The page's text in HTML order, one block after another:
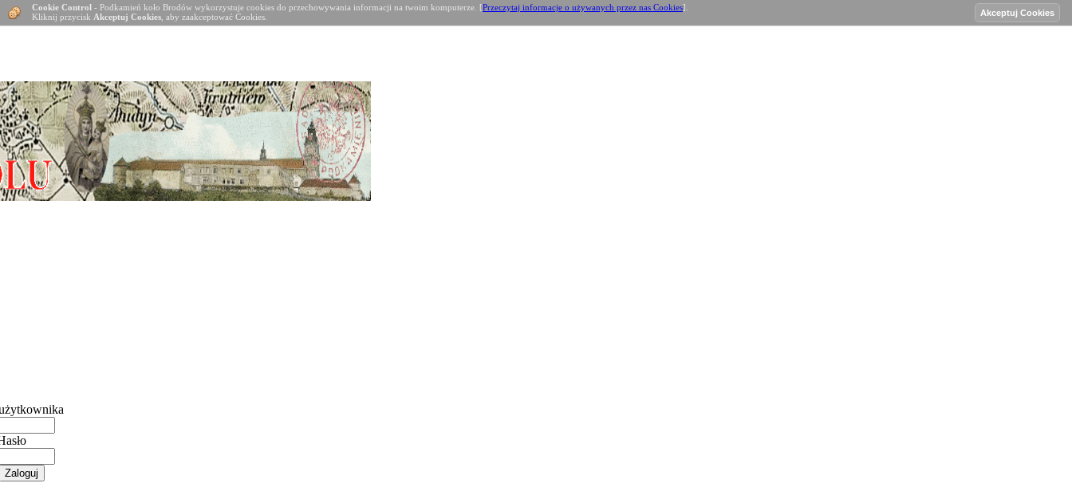
Cookie Control - Podkamień koło Brodów wykorzystuje cookies do przechowywania informacji na twoim komputerze. [Przeczytaj informacje o używanych przez nas Cookies].
Kliknij przycisk Akceptuj Cookies , aby zaakceptować Cookies.